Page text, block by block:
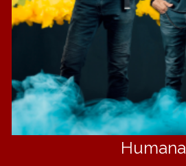
Humana